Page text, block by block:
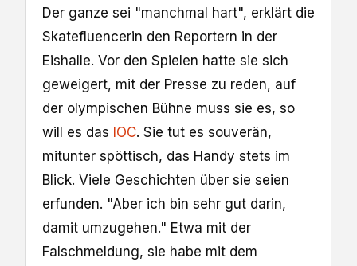
Der ganze sei "manchmal hart", erklärt die
Skatefluencerin den Reportern in der
Eishalle. Vor den Spielen hatte sie sich
geweigert, mit der Presse zu reden, auf
der olympischen Bühne muss sie es, so
will es das IOC. Sie tut es souverän,
mitunter spöttisch, das Handy stets im
Blick. Viele Geschichten über sie seien
erfunden. "Aber ich bin sehr gut darin,
damit umzugehen." Etwa mit der
Falschmeldung, sie habe mit dem